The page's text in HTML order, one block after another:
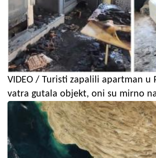
VIDEO / Turisti zapalili apartman u
vatra gutala objekt, oni su mirno